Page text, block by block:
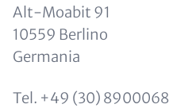
Alt-Moabit 91
10559 Berlino
Germania
Tel. +49 (30)